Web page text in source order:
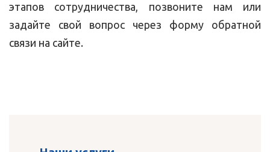
этапов сотрудничества, позвоните нам или
задайте свой вопрос через форму обратной
связи на сайте.